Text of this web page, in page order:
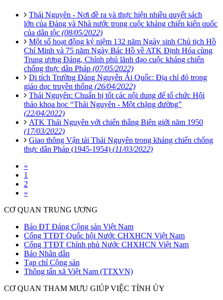
Thái Nguyên - Nơi đề ra và thực hiện nhiều quyết sách
lớn của Đảng và Nhà nước trong cuộc kháng chiến kiến quốc
của dân tộc (08/05/2022)
Một số hoạt động kỷ niệm 132 năm Ngày sinh Chủ tịch Hồ
Chí Minh và 75 năm Ngày Bác Hồ về ATK Định Hóa cùng
Trung ương Đảng, Chính phủ lãnh đạo cuộc kháng chiến
chống thực dân Pháp (07/05/2022)
Di tích Trường Đảng Nguyễn Ái Quốc: Địa chỉ đỏ trong
giáo dục truyền thống (26/04/2022)
Thái Nguyên: Chuẩn bị tốt các nội dung để tổ chức Hội
thảo khoa học “Thái Nguyên - Một chặng đường”
(22/04/2022)
ATK Thái Nguyên với chiến thắng Biên giới năm 1950
(17/03/2022)
Giao thông Vận tải Thái Nguyên trong kháng chiến chống
thực dân Pháp (1945-1954) (11/03/2022)
«
1
2
»
CƠ QUAN TRUNG ƯƠNG
Báo ĐT Đảng Cộng sản Việt Nam
Cổng TTĐT Quốc hội Nước CHXHCN Việt Nam
Cổng TTĐT Chính phủ Nước CHXHCN Việt Nam
Báo Nhân dân
Tạp chí Cộng sản
Thông tấn xã Việt Nam (TTXVN)
CƠ QUAN THAM MƯU GIÚP VIỆC TỈNH ỦY